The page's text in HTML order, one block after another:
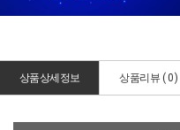
상품상세정보 상품리뷰 ( 0)